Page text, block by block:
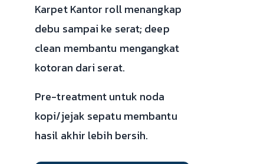
Karpet Kantor roll menangkap
debu sampai ke serat; deep
clean membantu mengangkat
kotoran dari serat.
Pre-treatment untuk noda
kopi/jejak sepatu membantu
hasil akhir lebih bersih.